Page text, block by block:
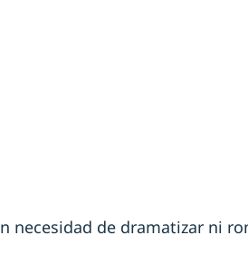
necesidad de dramatizar ni